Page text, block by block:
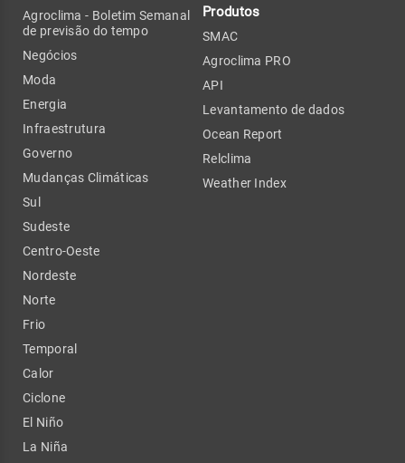
Agroclima - Boletim Semanal
de previsão do tempo
Negócios
Moda
Energia
Infraestrutura
Governo
Mudanças Climáticas
Sul
Sudeste
Centro-Oeste
Nordeste
Norte
Frio
Temporal
Calor
Ciclone
El Niño
La Niña
Produtos
SMAC
Agroclima PRO
API
Levantamento de dados
Ocean Report
Relclima
Weather Index